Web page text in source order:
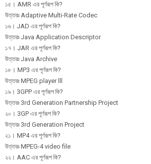
১৫। AMR এর পূর্ণরূপ কি?
উত্তরঃ Adaptive Multi-Rate Codec
১৬। JAD এর পূর্ণরূপ কি?
উত্তরঃ Java Application Descriptor
১৭। JAR এর পূর্ণরূপ কি?
উত্তরঃ Java Archive
১৮। MP3 এর পূর্ণরূপ কি?
উত্তরঃ MPEG player lll
১৯। 3GPP এর পূর্ণরূপ কি?
উত্তরঃ 3rd Generation Partnership Project
২০। 3GP এর পূর্ণরূপ কি?
উত্তরঃ 3rd Generation Project
২১। MP4 এর পূর্ণরূপ কি?
উত্তরঃ MPEG-4 video file
২২। AAC এর পূর্ণরূপ কি?